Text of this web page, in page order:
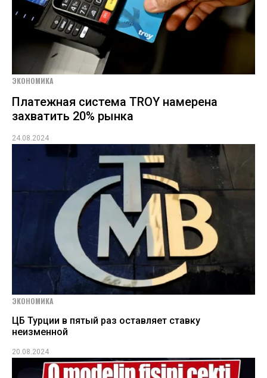
ЭКОНОМИКА
Платежная система TROY намерена
захватить 20% рынка
24.08.2024
ЭКОНОМИКА
ЦБ Турции в пятый раз оставляет ставку
неизменной
20.08.2024